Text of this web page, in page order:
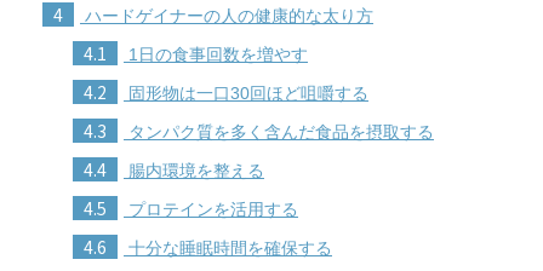
4 ハードゲイナーの人の健康的な太り方
4.1 1日の食事回数を増やす
4.2 固形物は一口30回ほど咀嚼する
4.3 タンパク質を多く含んだ食品を摂取する
4.4 腸内環境を整える
4.5 プロテインを活用する
4.6 十分な睡眠時間を確保する